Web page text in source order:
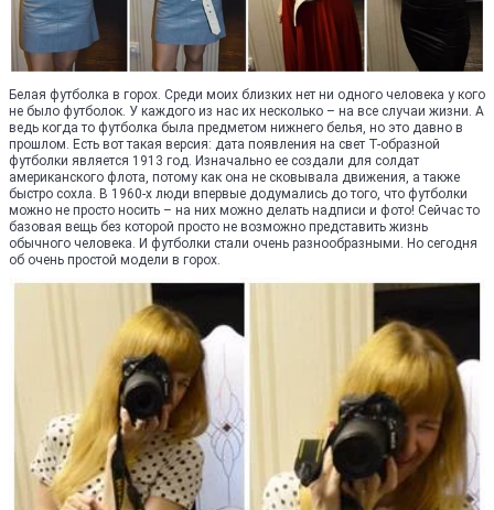
Белая футболка в горох. Среди моих близких нет ни одного человека у кого
не было футболок. У каждого из нас их несколько – на все случаи жизни. А
ведь когда то футболка была предметом нижнего белья, но это давно в
прошлом. Есть вот такая версия: дата появления на свет Т-образной
футболки является 1913 год. Изначально ее создали для солдат
американского флота, потому как она не сковывала движения, а также
быстро сохла. В 1960-х люди впервые додумались до того, что футболки
можно не просто носить – на них можно делать надписи и фото! Сейчас то
базовая вещь без которой просто не возможно представить жизнь
обычного человека. И футболки стали очень разнообразными. Но сегодня
об очень простой модели в горох.